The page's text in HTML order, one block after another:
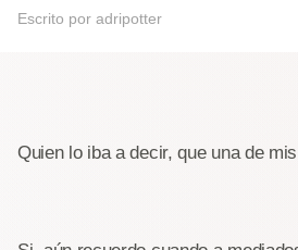
Escrito por adripotter
Quien lo iba a decir, que una de